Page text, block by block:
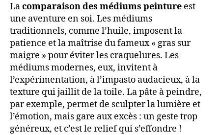
Lacomparaison des médiums peinture est
une aventure en soi. Les médiums
traditionnels, comme l’huile, imposent la
patience et la maîtrise du fameux « gras sur
maigre » pour éviter les craquelures. Les
médiums modernes, eux, invitent à
l’expérimentation, à l’impasto audacieux, à la
texture qui jaillit de la toile. La pâte à peindre,
par exemple, permet de sculpter la lumière et
l’émotion, mais gare aux excès : un geste trop
généreux, et c’est le relief qui s’effondre !